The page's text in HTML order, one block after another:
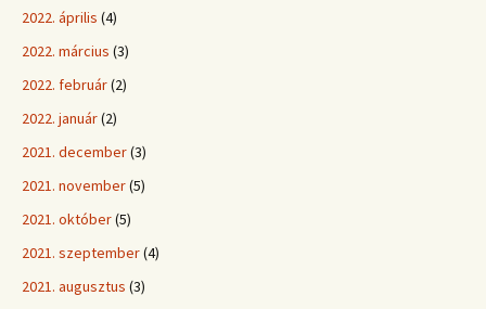
2022. április (4)
2022. március (3)
2022. február(2)
2022. január(2)
2021. december(3)
2021. november(5)
2021. október(5)
2021. szeptember(4)
2021. augusztus (3)